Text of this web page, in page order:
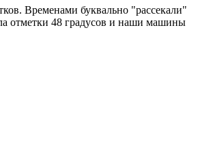
Временами буквально "рассекали"
отметки 48 градусов и наши машины